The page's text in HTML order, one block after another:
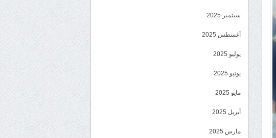
سبتمبر 2025
أغسطس 2025
يوليو 2025
يونيو 2025
مايو 2025
أبريل 2025
مارس 2025